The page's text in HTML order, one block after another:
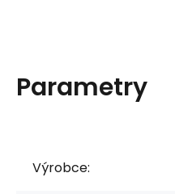
Parametry
Výrobce: